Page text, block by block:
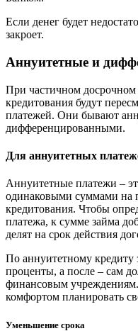
Если денег будет
закроет.
Аннуитетные и
При частичном
кредитования будут
платежей. Они бывают
дифференцированными.
Для аннуитетных
Аннуитетные платежи –
одинаковыми суммами на
кредитования. Чтобы
платежа, к сумме займа
делят на срок действия
По аннуитетному кредиту
проценты, а после – сам
финансовым
комфортом планировать
Уменьшение срока